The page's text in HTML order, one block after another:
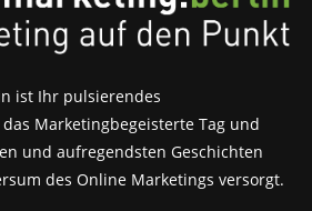
ist Ihr pulsierendes
Marketingbegeisterte Tag und
und aufregendsten Geschichten
des Online Marketings versorgt.